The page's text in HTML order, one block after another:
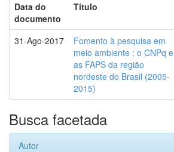
Data do
documento
Título
31-Ago-2017
Fomento à pesquisa em
meio ambiente : o CNPq e
as FAPS da região
nordeste do Brasil (2005-
2015)
Busca facetada
Autor